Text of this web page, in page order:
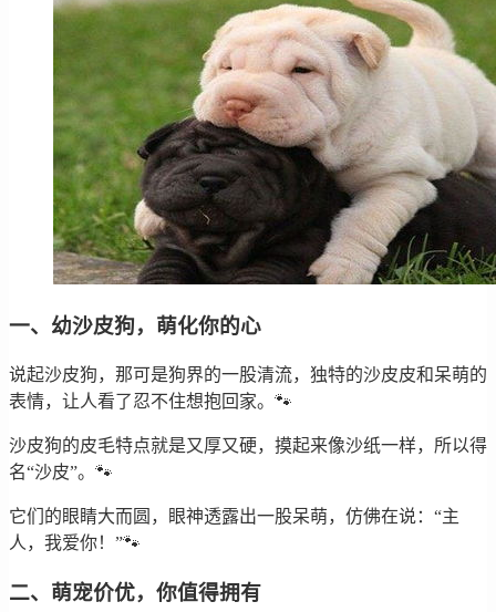
一、幼沙皮狗，萌化你的心
说起沙皮狗，那可是狗界的一股清流，独特的沙皮皮和呆萌的
表情，让人看了忍不住想抱回家。🐾
沙皮狗的皮毛特点就是又厚又硬，摸起来像沙纸一样，所以得
名“沙皮”。🐾
它们的眼睛大而圆，眼神透露出一股呆萌，仿佛在说：“主
人，我爱你！”🐾
二、萌宠价优，你值得拥有